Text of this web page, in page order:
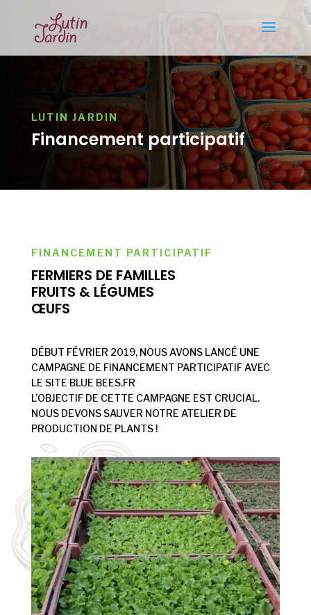
LUTIN JARDIN
Financement participatif
FINANCEMENT PARTICIPATIF
FERMIERS DE FAMILLES
FRUITS & LÉGUMES
ŒUFS
DÉBUT FÉVRIER 2019, NOUS AVONS LANCÉ UNE
CAMPAGNE DE FINANCEMENT PARTICIPATIF AVEC
LE SITE BLUE BEES.FR
L’OBJECTIF DE CETTE CAMPAGNE EST CRUCIAL.
NOUS DEVONS SAUVER NOTRE ATELIER DE
PRODUCTION DE PLANTS !